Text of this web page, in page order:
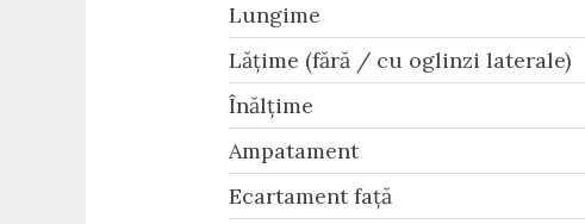
Lungime
Lățime (fără / cu oglinzi laterale)
Înălțime
Ampatament
Ecartament față